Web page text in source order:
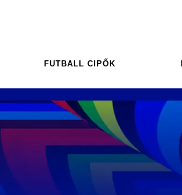
FUTBALL CIPŐK